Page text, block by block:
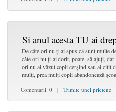
Si anul acesta TU ai
De câte ori nu ţi-ai spus că sunt multe
câte ori nu ţi-ai dorit, poate, să ajuţi, dar
ori nu ai văzut copii cerşind sau ai citit
mulţi, prea mulţi copii abandonează
Comentarii: 0 | Trimite unei prietene